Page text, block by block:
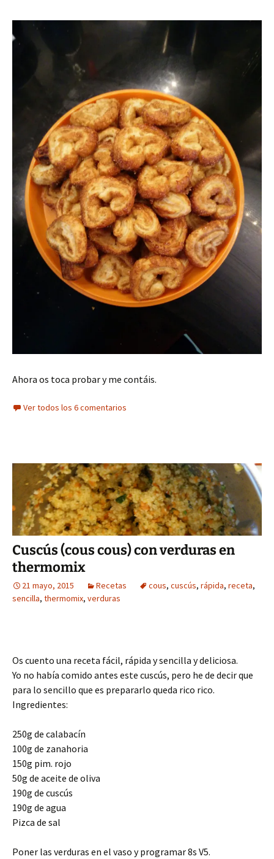
Ahora os toca probar y me contáis.
Ver todos los 6 comentarios
Cuscús (cous cous) con verduras en
thermomix
21 mayo, 2015 Recetas cous, cuscús, rápida, receta,
sencilla, thermomix, verduras
Os cuento una receta fácil, rápida y sencilla y deliciosa.
Yo no había comido antes este cuscús, pero he de decir que
para lo sencillo que es prepararlo queda rico rico.
Ingredientes:
250g de calabacín
100g de zanahoria
150g pim. rojo
50g de aceite de oliva
190g de cuscús
190g de agua
Pizca de sal
Poner las verduras en el vaso y programar 8s V5.